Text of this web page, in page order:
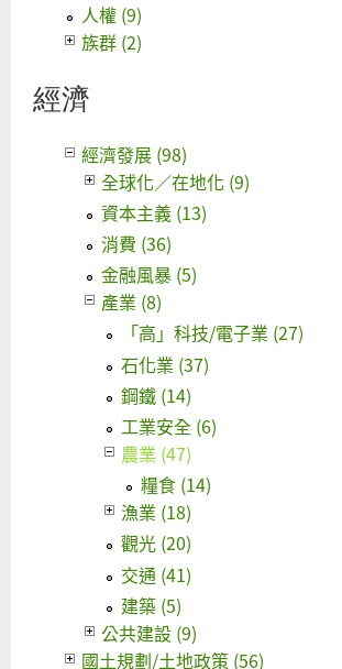
人權 (9)
族群 (2)
經濟
經濟發展 (98)
全球化／在地化 (9)
資本主義 (13)
消費 (36)
金融風暴 (5)
產業 (8)
「高」科技/電子業 (27)
石化業 (37)
鋼鐵 (14)
工業安全 (6)
農業 (47)
糧食 (14)
漁業 (18)
觀光 (20)
交通 (41)
建築 (5)
公共建設 (9)
國土規劃/土地政策 (56)